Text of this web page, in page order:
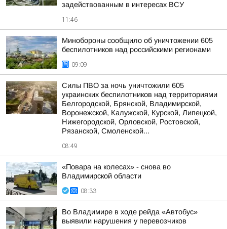
задействованным в интересах ВСУ
11:46
Минобороны сообщило об уничтожении 605
беспилотников над российскими регионами
09:09
Силы ПВО за ночь уничтожили 605
украинских беспилотников над территориями
Белгородской, Брянской, Владимирской,
Воронежской, Калужской, Курской, Липецкой,
Нижегородской, Орловской, Ростовской,
Рязанской, Смоленской...
08:49
«Повара на колесах» - снова во
Владимирской области
08:33
Во Владимире в ходе рейда «Автобус»
выявили нарушения у перевозчиков